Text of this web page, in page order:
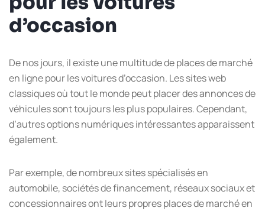
d’occasion
De nos jours, il existe une multitude de places de marché
en ligne pour les voitures d’occasion. Les sites web
classiques où tout le monde peut placer des annonces de
véhicules sont toujours les plus populaires. Cependant,
d’autres options numériques intéressantes apparaissent
également.
Par exemple, de nombreux sites spécialisés en
automobile, sociétés de financement, réseaux sociaux et
concessionnaires ont leurs propres places de marché en